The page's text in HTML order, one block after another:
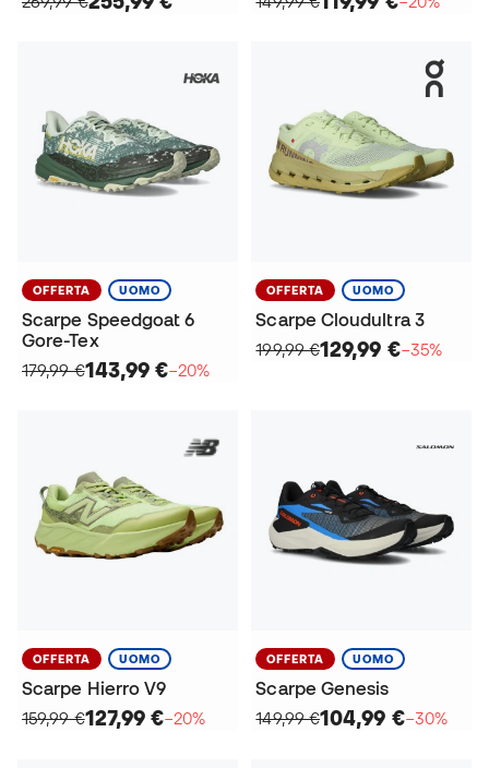
OFFERTA UOMO
Scarpe Speedgoat 6
Gore-Tex
179,99 €143,99 €−20%
OFFERTA UOMO
Scarpe Cloudultra 3
199,99 €129,99 €−35%
OFFERTA UOMO
Scarpe Hierro V9
159,99 €127,99 €−20%
OFFERTA UOMO
Scarpe Genesis
149,99 €104,99 €−30%